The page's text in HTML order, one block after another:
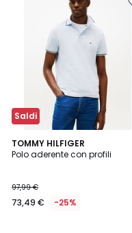
Saldi
TOMMY HILFIGER
Polo aderente con profili
97,99 €
73,49 € -25%